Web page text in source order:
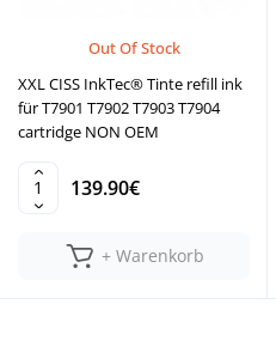
Out Of Stock
XXL CISS InkTec® Tinte refill ink
für T7901 T7902 T7903 T7904
cartridge NON OEM
139.90€
+ Warenkorb